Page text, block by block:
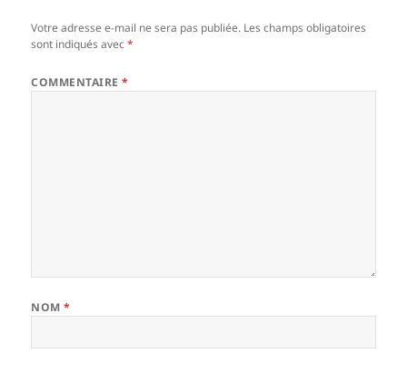
Votre adresse e-mail ne sera pas publiée. Les champs obligatoires
sont indiqués avec*
COMMENTAIRE*
NOM*